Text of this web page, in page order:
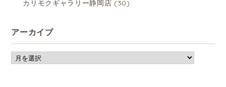
カリモクギャラリー静岡店 (30)
アーカイブ